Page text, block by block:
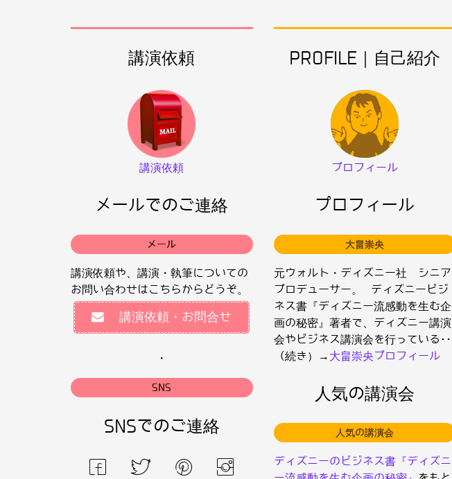
講演依頼
講演依頼
メールでのご連絡
メール
講演依頼や、講演・執筆についての
お問い合わせはこちらからどうぞ。
講演依頼・お問合せ
・
SNS
SNSでのご連絡
PROFILE｜自己紹介
プロフィール
プロフィール
大畠崇央
元ウォルト・ディズニー社 シニア
プロデューサー。 ディズニービジ
ネス書『ディズニー流感動を生む企
画の秘密』著者で、ディズニー講演
会やビジネス講演会を行っている･･
（続き）→ 大畠崇央プロフィール
人気の講演会
人気の講演会
ディズニーのビジネス書『ディズニ